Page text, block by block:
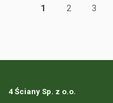
1 2 3
4 Ściany Sp. z o.o.